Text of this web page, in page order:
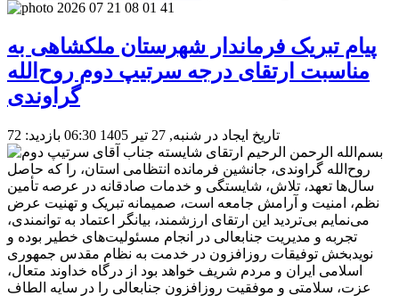
پیام تبریک فرماندار شهرستان ملکشاهی به
مناسبت ارتقای درجه سرتیپ دوم روح‌الله
گراوندی
تاریخ ایجاد در شنبه, 27 تیر 1405 06:30 بازدید: 72